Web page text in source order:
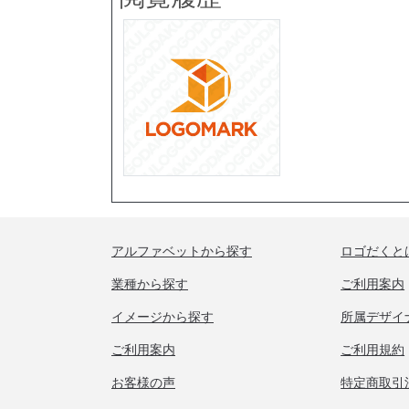
アルファベットから探す
業種から探す
イメージから探す
ご利用案内
お客様の声
ロゴだくと
ご利用案内
所属デザイ
ご利用規約
特定商取引